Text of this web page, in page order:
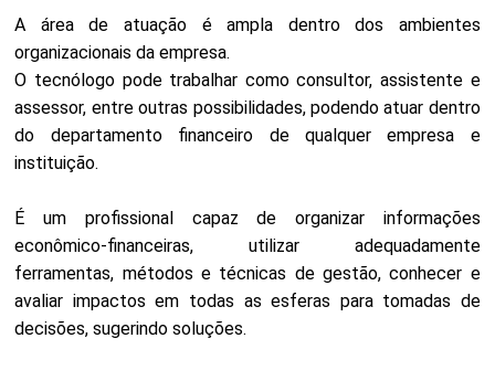
A área de atuação é ampla dentro dos ambientes
organizacionais da empresa.
O tecnólogo pode trabalhar como consultor, assistente e
assessor, entre outras possibilidades, podendo atuar dentro
do departamento financeiro de qualquer empresa e
instituição.
É um profissional capaz de organizar informações
econômico-financeiras, utilizar adequadamente
ferramentas, métodos e técnicas de gestão, conhecer e
avaliar impactos em todas as esferas para tomadas de
decisões, sugerindo soluções.